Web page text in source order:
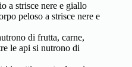
a strisce nere e giallo
peloso a strisce nere e
di frutta, carne,
le api si nutrono di